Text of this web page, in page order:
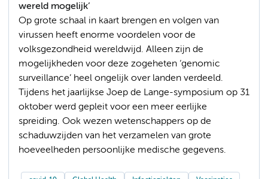
wereld mogelijk’
Op grote schaal in kaart brengen en volgen van
virussen heeft enorme voordelen voor de
volksgezondheid wereldwijd. Alleen zijn de
mogelijkheden voor deze zogeheten ‘genomic
surveillance’ heel ongelijk over landen verdeeld.
Tijdens het jaarlijkse Joep de Lange-symposium op 31
oktober werd gepleit voor een meer eerlijke
spreiding. Ook wezen wetenschappers op de
schaduwzijden van het verzamelen van grote
hoeveelheden persoonlijke medische gegevens.